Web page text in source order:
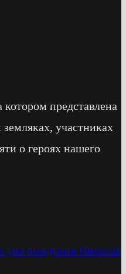
представлена
участниках
о героях нашего
дня рождения Николая